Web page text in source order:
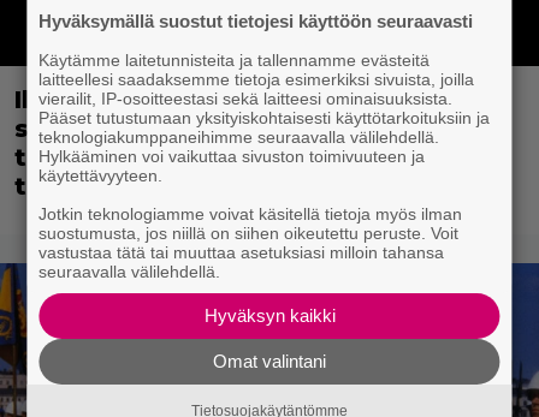
Illan Bond on paras Brosnanilta –
samankaltaisuus Schwarzeneggerin
toimintatykitykseen pakotti
tekemään kässärin uusiksi
Hyväksymällä suostut tietojesi käyttöön seuraavasti
Käytämme laitetunnisteita ja tallennamme evästeitä
laitteellesi saadaksemme tietoja esimerkiksi sivuista, joilla
vierailit, IP-osoitteestasi sekä laitteesi ominaisuuksista.
Pääset tutustumaan yksityiskohtaisesti käyttötarkoituksiin ja
teknologiakumppaneihimme seuraavalla välilehdellä.
Hylkääminen voi vaikuttaa sivuston toimivuuteen ja
käytettävyyteen.
Jotkin teknologiamme voivat käsitellä tietoja myös ilman
suostumusta, jos niillä on siihen oikeutettu peruste. Voit
vastustaa tätä tai muuttaa asetuksiasi milloin tahansa
seuraavalla välilehdellä.
Hyväksyn kaikki
Omat valintani
Tietosuojakäytäntömme